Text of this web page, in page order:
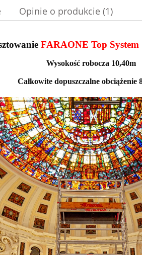
Opinie o produkcie (1)
FARAONE Top System
Wysokość robocza 10,40m
Całkowite dopuszczalne obciążenie